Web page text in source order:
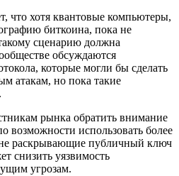
что хотя квантовые компьютеры,
биткоина, пока не
сценарию должна
обсуждаются
которые могли бы сделать
атакам, но пока такие
рынка обратить внимание
возможности использовать более
раскрывающие публичный ключ
снизить уязвимость
угрозам.